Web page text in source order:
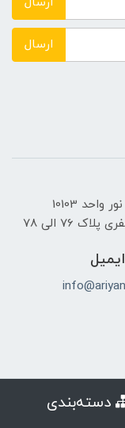
ارسال
10103